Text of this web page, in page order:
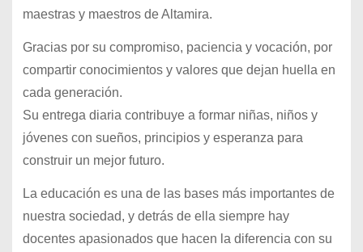
maestras y maestros de Altamira.
Gracias por su compromiso, paciencia y vocación, por
compartir conocimientos y valores que dejan huella en
cada generación.
Su entrega diaria contribuye a formar niñas, niños y
jóvenes con sueños, principios y esperanza para
construir un mejor futuro.
La educación es una de las bases más importantes de
nuestra sociedad, y detrás de ella siempre hay
docentes apasionados que hacen la diferencia con su